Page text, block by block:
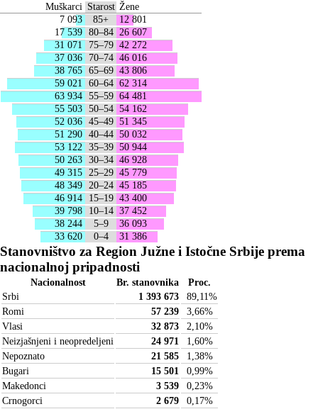
Muškarci Starost Žene
7 093
85+
12 801
17 539 80–84
26 607
31 071
75–79 42 272
37 036
70–74 46 016
38 765 65–69 43 806
59 021
60–64 62 314
63 934 55–59 64 481
55 503 50–54 54 162
52 036 45–49 51 345
51 290 40–44 50 032
53 122
35–39 50 944
50 263 30–34 46 928
49 315
25–29 45 779
48 349
20–24 45 185
46 914
15–19 43 400
39 798
10–14 37 452
38 244
5–9
36 093
33 620
0–4 31 386
Stanovništvo za Region Južne i Istočne Srbije prema
nacionalnoj pripadnosti
Nacionalnost Br. stanovnika
Proc.
Srbi
1 393 673 89,11 %
Romi
57 239 3,66%
Vlasi
32 873 2,10%
Neizjašnjeni i neopredeljeni
24 971 1,60%
Nepoznato
21 585 1,38%
Bugari
15 501 0,99%
Makedonci
3 539 0,23%
Crnogorci
2 679 0,17%